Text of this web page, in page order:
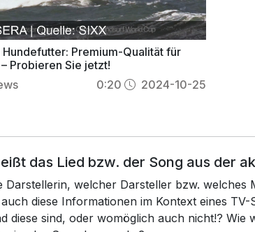
Hundefutter: Premium-Qualität für
Probieren Sie jetzt!
0:20 2024-10-25
das Lied bzw. der Song aus der
Darstellerin, welcher Darsteller bzw.
diese Informationen im Kontext eines
diese sind, oder womöglich auch nicht!?